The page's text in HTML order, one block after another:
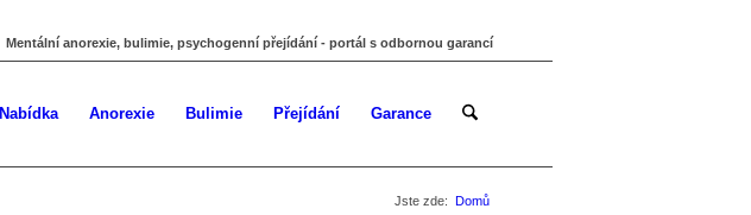
Mentální anorexie, bulimie, psychogenní přejídání - portál s odbornou garancí
Nabídka Anorexie Bulimie Přejídání Garance
Jste zde: Domů